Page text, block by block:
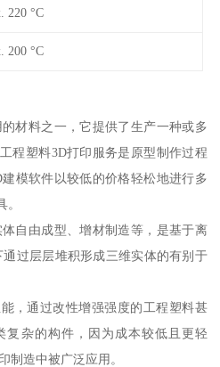
220 °C
200 °C
材料之一，它提供了生产一种或多
程塑料3D打印服务是原型制作过程
模软件以较低的价格轻松地进行多
自由成型、增材制造等，是基于离
过层层堆积形成三维实体的有别于
，通过改性增强强度的工程塑料甚
复杂的构件，因为成本较低且更轻
制造中被广泛应用。